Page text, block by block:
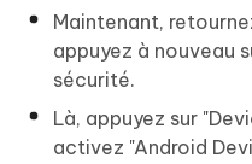
Maintenant,
appuyez à nouveau
sécurité.
Là, appuyez sur
activez "Android